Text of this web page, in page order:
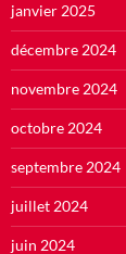
janvier 2025
décembre 2024
novembre 2024
octobre 2024
septembre 2024
juillet 2024
juin 2024